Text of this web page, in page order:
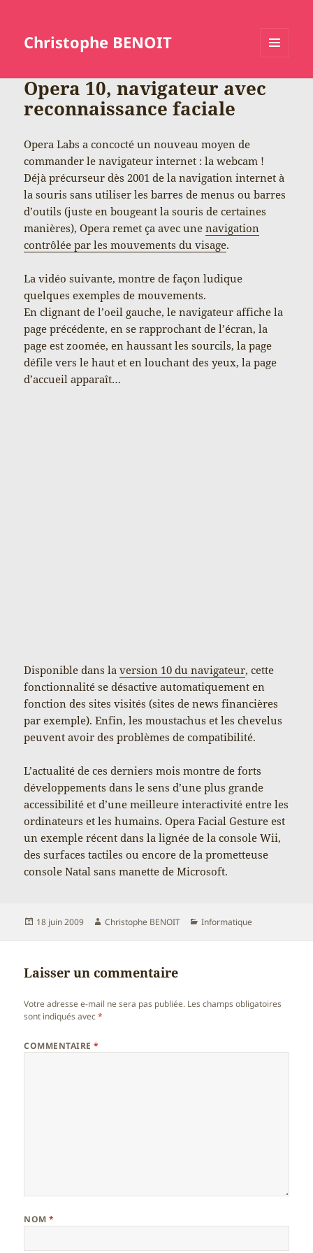
Christophe BENOIT
WIDGETS
Opera 10, navigateur avec
reconnaissance faciale
Opera Labs a concocté un nouveau moyen de
commander le navigateur internet : la webcam !
Déjà précurseur dès 2001 de la navigation internet à
la souris sans utiliser les barres de menus ou barres
d’outils (juste en bougeant la souris de certaines
manières), Opera remet ça avec unenavigation
contrôlée par les mouvements du visage.
La vidéo suivante, montre de façon ludique
quelques exemples de mouvements.
En clignant de l’oeil gauche, le navigateur affiche la
page précédente, en se rapprochant de l’écran, la
page est zoomée, en haussant les sourcils, la page
défile vers le haut et en louchant des yeux, la page
d’accueil apparaît…
Disponible dans laversion 10 du navigateur, cette
fonctionnalité se désactive automatiquement en
fonction des sites visités (sites de news financières
par exemple). Enfin, les moustachus et les chevelus
peuvent avoir des problèmes de compatibilité.
L’actualité de ces derniers mois montre de forts
développements dans le sens d’une plus grande
accessibilité et d’une meilleure interactivité entre les
ordinateurs et les humains. Opera Facial Gesture est
un exemple récent dans la lignée de la console Wii,
des surfaces tactiles ou encore de la prometteuse
console Natal sans manette de Microsoft.
Publié
18 juin 2009 Auteur
Christophe BENOIT Catégories
Informatique
Laisser un commentaire
Votre adresse e-mail ne sera pas publiée. Les champs obligatoires
sont indiqués avec*
COMMENTAIRE*
NOM*